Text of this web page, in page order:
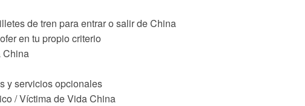
de tren para entrar o salir de China
en tu propio criterio
China
y servicios opcionales
/ Víctima de Vida China